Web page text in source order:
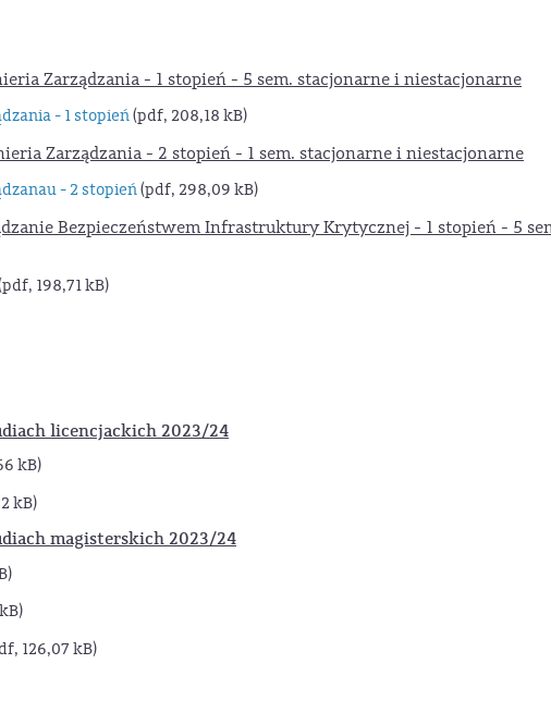
Zarządzania - 1 stopień - 5 sem. stacjonarne i niestacjonarne
- 1 stopień(pdf, 208,18 kB)
Zarządzania - 2 stopień - 1 sem. stacjonarne i niestacjonarne
- 2 stopień(pdf, 298,09 kB)
Bezpieczeństwem Infrastruktury Krytycznej - 1 stopień - 5
198,71 kB)
licencjackich2023/24
kB)
kB)
magisterskich2023/24
126,07 kB)